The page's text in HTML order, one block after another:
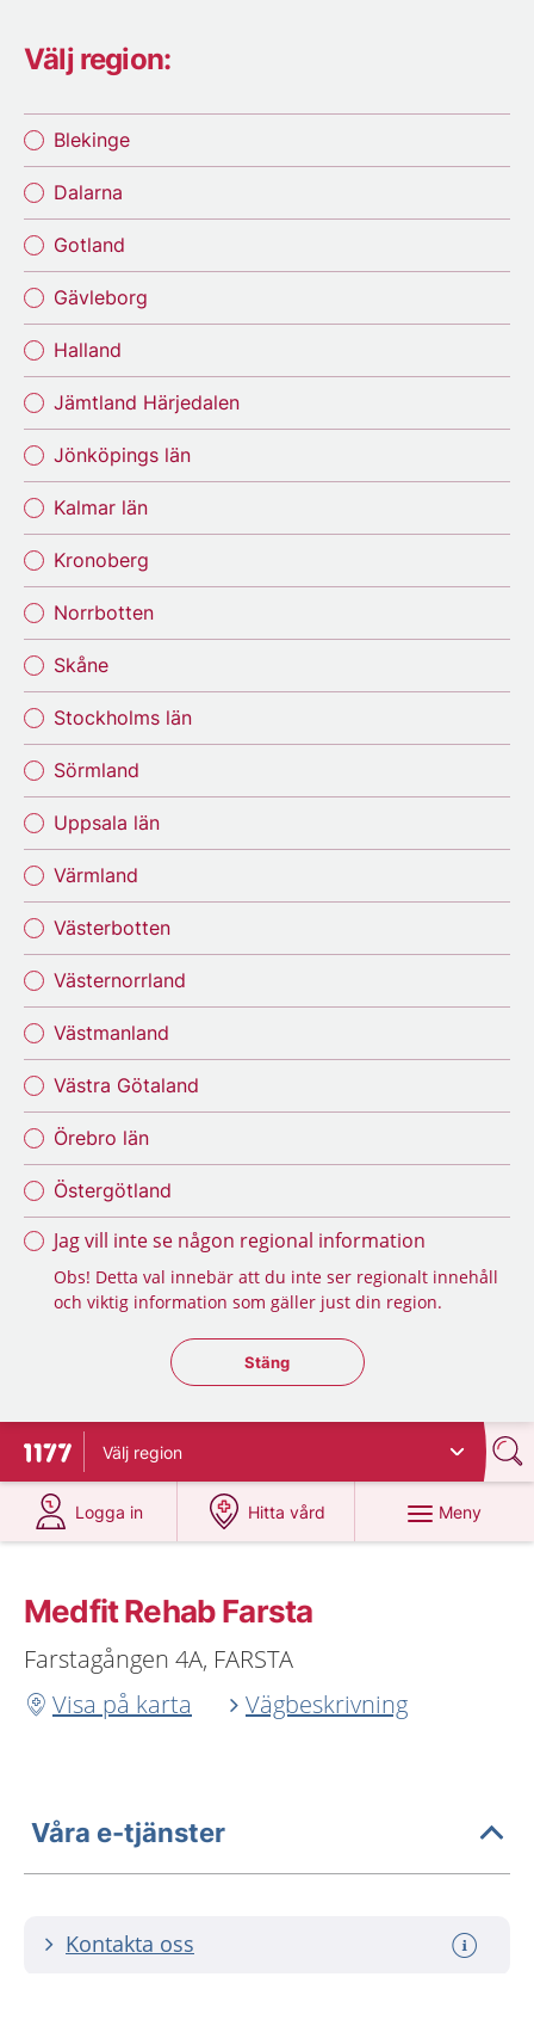
Välj region:
Blekinge
Dalarna
Gotland
Gävleborg
Halland
Jämtland Härjedalen
Jönköpings län
Kalmar län
Kronoberg
Norrbotten
Skåne
Stockholms län
Sörmland
Uppsala län
Värmland
Västerbotten
Västernorrland
Västmanland
Västra Götaland
Örebro län
Östergötland
Jag vill inte se någon regional information
Obs! Detta val innebär att du inte ser regionalt innehåll
och viktig information som gäller just din region.
Stäng regionsväljaren
Stäng
Till startsidan för 1177
Välj region
Logga in
på 1177.se
Hitta vård
på 1177.se
Meny
Medfit Rehab Farsta
Farstagången 4A, FARSTA
Visa på karta
Vägbeskrivning
Våra e-tjänster
Kontakta oss